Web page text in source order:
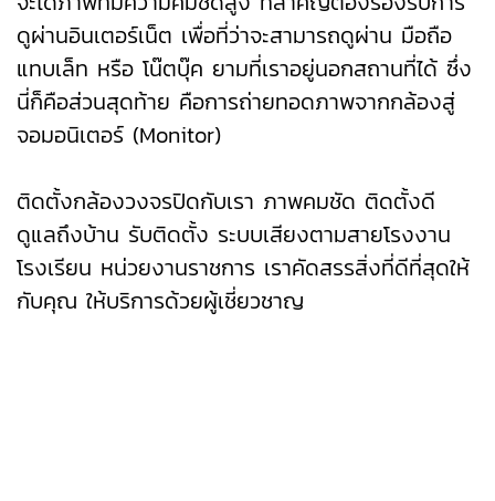
ดูผ่านอินเตอร์เน็ต เพื่อที่ว่าจะสามารถดูผ่าน มือถือ
แทบเล็ท หรือ โน๊ตบุ๊ค ยามที่เราอยู่นอกสถานที่ได้ ซึ่ง
นี่ก็คือส่วนสุดท้าย คือการถ่ายทอดภาพจากกล้องสู่
จอมอนิเตอร์ (Monitor)
ติดตั้งกล้องวงจรปิดกับเรา ภาพคมชัด ติดตั้งดี
ดูแลถึงบ้าน รับติดตั้ง ระบบเสียงตามสายโรงงาน
โรงเรียน หน่วยงานราชการ เราคัดสรรสิ่งที่ดีที่สุดให้
กับคุณ‌ ให้บริการด้วยผู้เชี่ยวชาญ